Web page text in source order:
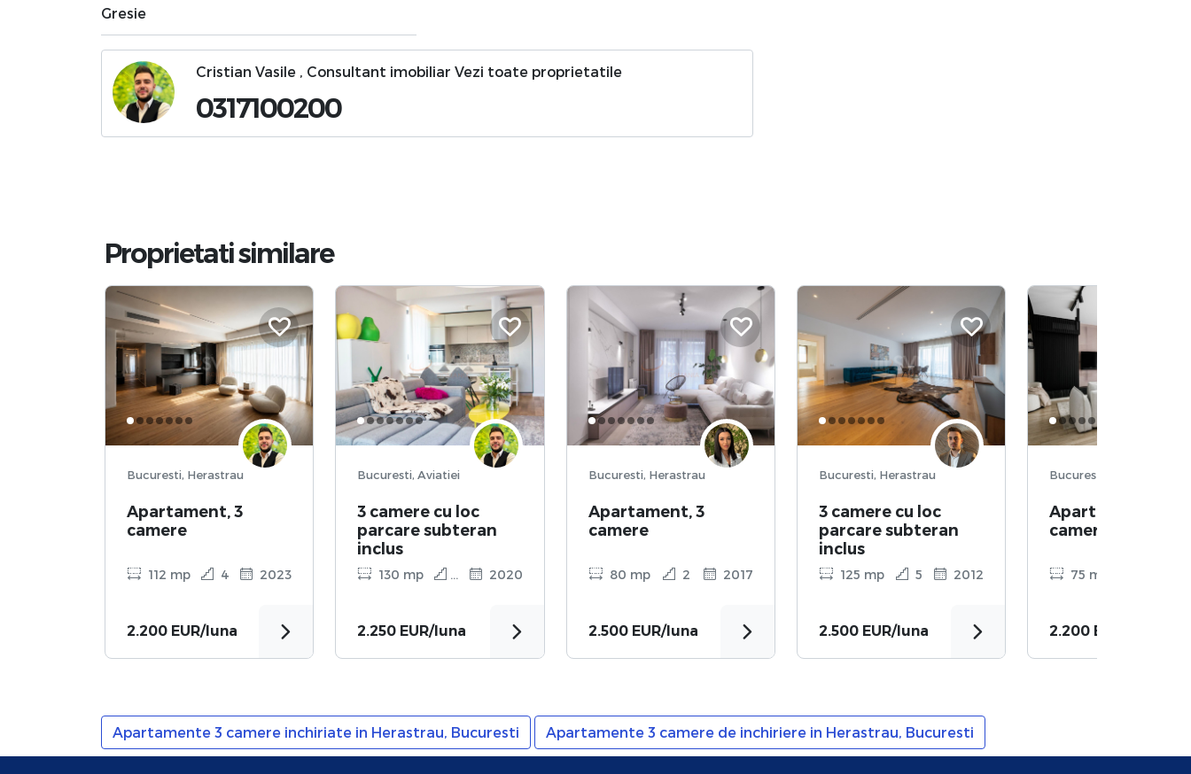
Gresie
Cristian Vasile , Consultant imobiliar Vezi toate proprietatile
0317100200
Proprietati similare
Bucuresti, Herastrau
Apartament, 3
camere
112 mp 4 2023
2.200 EUR/luna
Bucuresti, Aviatiei
3 camere cu loc
parcare subteran
inclus
130 mp 6 2020
2.250 EUR/luna
Bucuresti, Herastrau
Apartament, 3
camere
80 mp 2 2017
2.500 EUR/luna
Bucuresti, Herastrau
3 camere cu loc
parcare subteran
inclus
125 mp 5 2012
2.500 EUR/luna
Apartament, 3
camere
75 mp
2.200 EUR/luna
Apartamente 3 camere inchiriate in Herastrau, Bucuresti Apartamente 3 camere de inchiriere in Herastrau, Bucuresti